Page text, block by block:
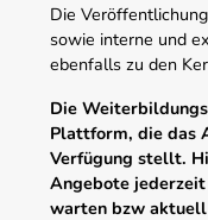
Die
sowie interne und
ebenfalls zu den
Die
Plattform, die das
Verfügung stellt.
Angebote
warten bzw